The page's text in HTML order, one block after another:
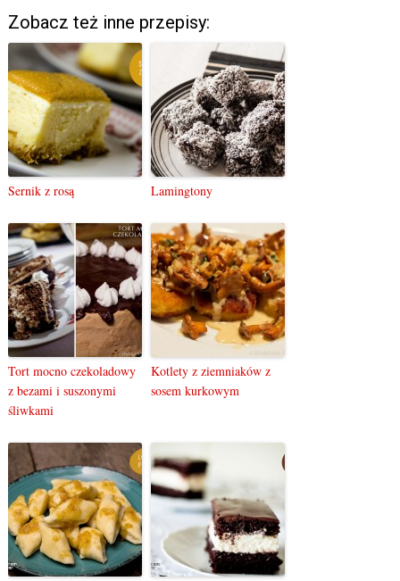
Zobacz też inne przepisy:
Sernik z rosą Lamingtony
Tort mocno czekoladowy
z bezami i suszonymi
śliwkami
Kotlety z ziemniaków z
sosem kurkowym